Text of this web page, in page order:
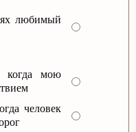
любимый
когда мою
человек